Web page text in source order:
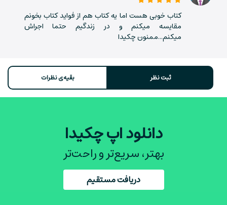
کتاب خوبی هست اما یه کتاب هم از فواید کتاب بخونم
مقایسه میکنم و در زندگیم حتما اجراش
میکنم...ممنون چکیدا
بقیه‌ی نظرات ثبت نظر
دانلود اپ چکیدا
بهتر، سریع‌تر و راحت‌تر
دریافت مستقیم